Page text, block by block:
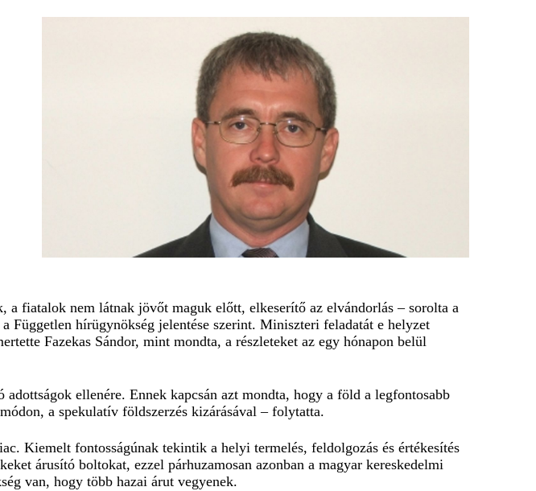
fiatalok nem látnak jövőt maguk előtt, elkeserítő az elvándorlás – sorolta a
Független hírügynökség jelentése szerint. Miniszteri feladatát e helyzet
Fazekas Sándor, mint mondta, a részleteket az egy hónapon belül
ellenére. Ennek kapcsán azt mondta, hogy a föld a legfontosabb
a spekulatív földszerzés kizárásával – folytatta.
Kiemelt fontosságúnak tekintik a helyi termelés, feldolgozás és értékesítés
árusító boltokat, ezzel párhuzamosan azonban a magyar kereskedelmi
van, hogy több hazai árut vegyenek.